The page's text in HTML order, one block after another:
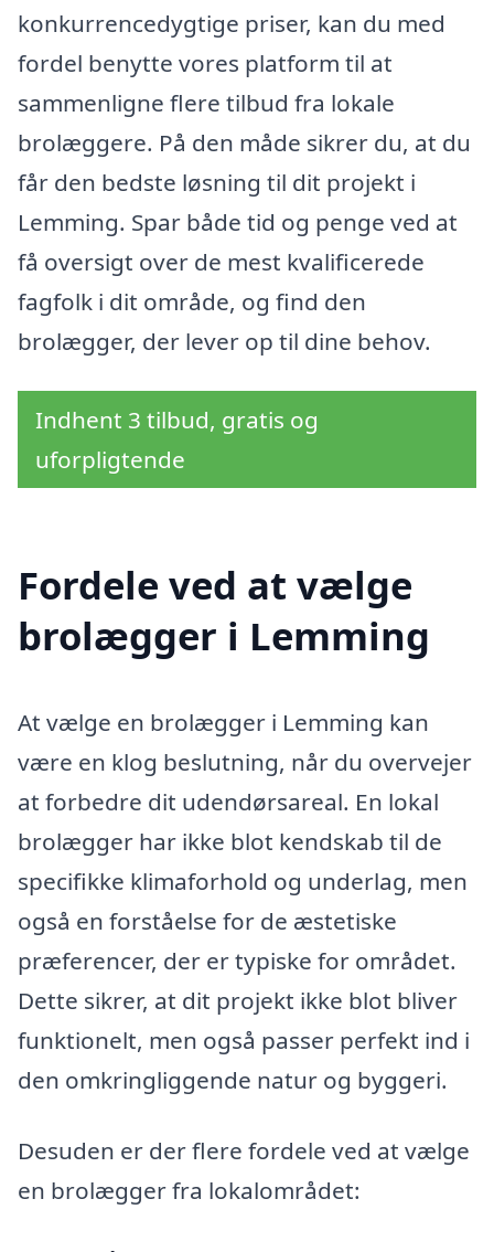
konkurrencedygtige priser, kan du med
fordel benytte vores platform til at
sammenligne flere tilbud fra lokale
brolæggere. På den måde sikrer du, at du
får den bedste løsning til dit projekt i
Lemming. Spar både tid og penge ved at
få oversigt over de mest kvalificerede
fagfolk i dit område, og find den
brolægger, der lever op til dine behov.
Indhent 3 tilbud, gratis og
uforpligtende
Fordele ved at vælge
brolægger i Lemming
At vælge en brolægger i Lemming kan
være en klog beslutning, når du overvejer
at forbedre dit udendørsareal. En lokal
brolægger har ikke blot kendskab til de
specifikke klimaforhold og underlag, men
også en forståelse for de æstetiske
præferencer, der er typiske for området.
Dette sikrer, at dit projekt ikke blot bliver
funktionelt, men også passer perfekt ind i
den omkringliggende natur og byggeri.
Desuden er der flere fordele ved at vælge
en brolægger fra lokalområdet: